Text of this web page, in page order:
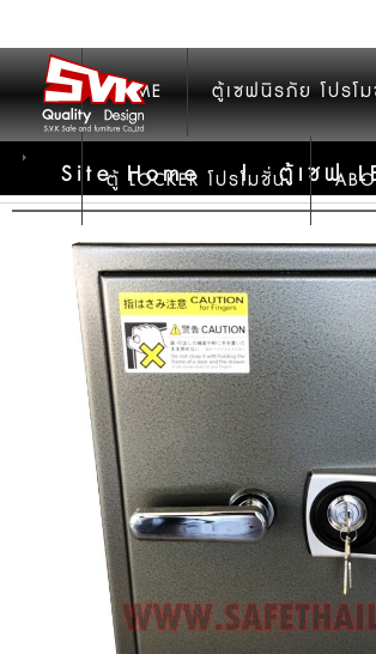
HOME ตู้เซฟนิรภัย โปรโ
ตู้ LOCKER โปรโมชั่น
Site Home |ตู้เซฟ